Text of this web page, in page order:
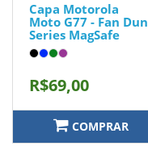
Capa Motorola
Moto G77 - Fan Dun
Series MagSafe
R$69,00
COMPRAR